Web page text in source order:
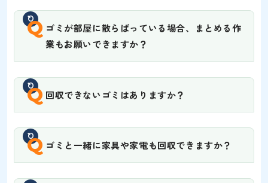
Q ゴミが部屋に散らばっている場合、まとめる作
業もお願いできますか？
Q 回収できないゴミはありますか？
Q ゴミと一緒に家具や家電も回収できますか？